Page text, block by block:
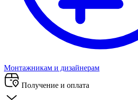
Монтажникам и дизайнерам
Получение и оплата